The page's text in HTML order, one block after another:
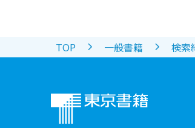
TOP 一般書籍 検索